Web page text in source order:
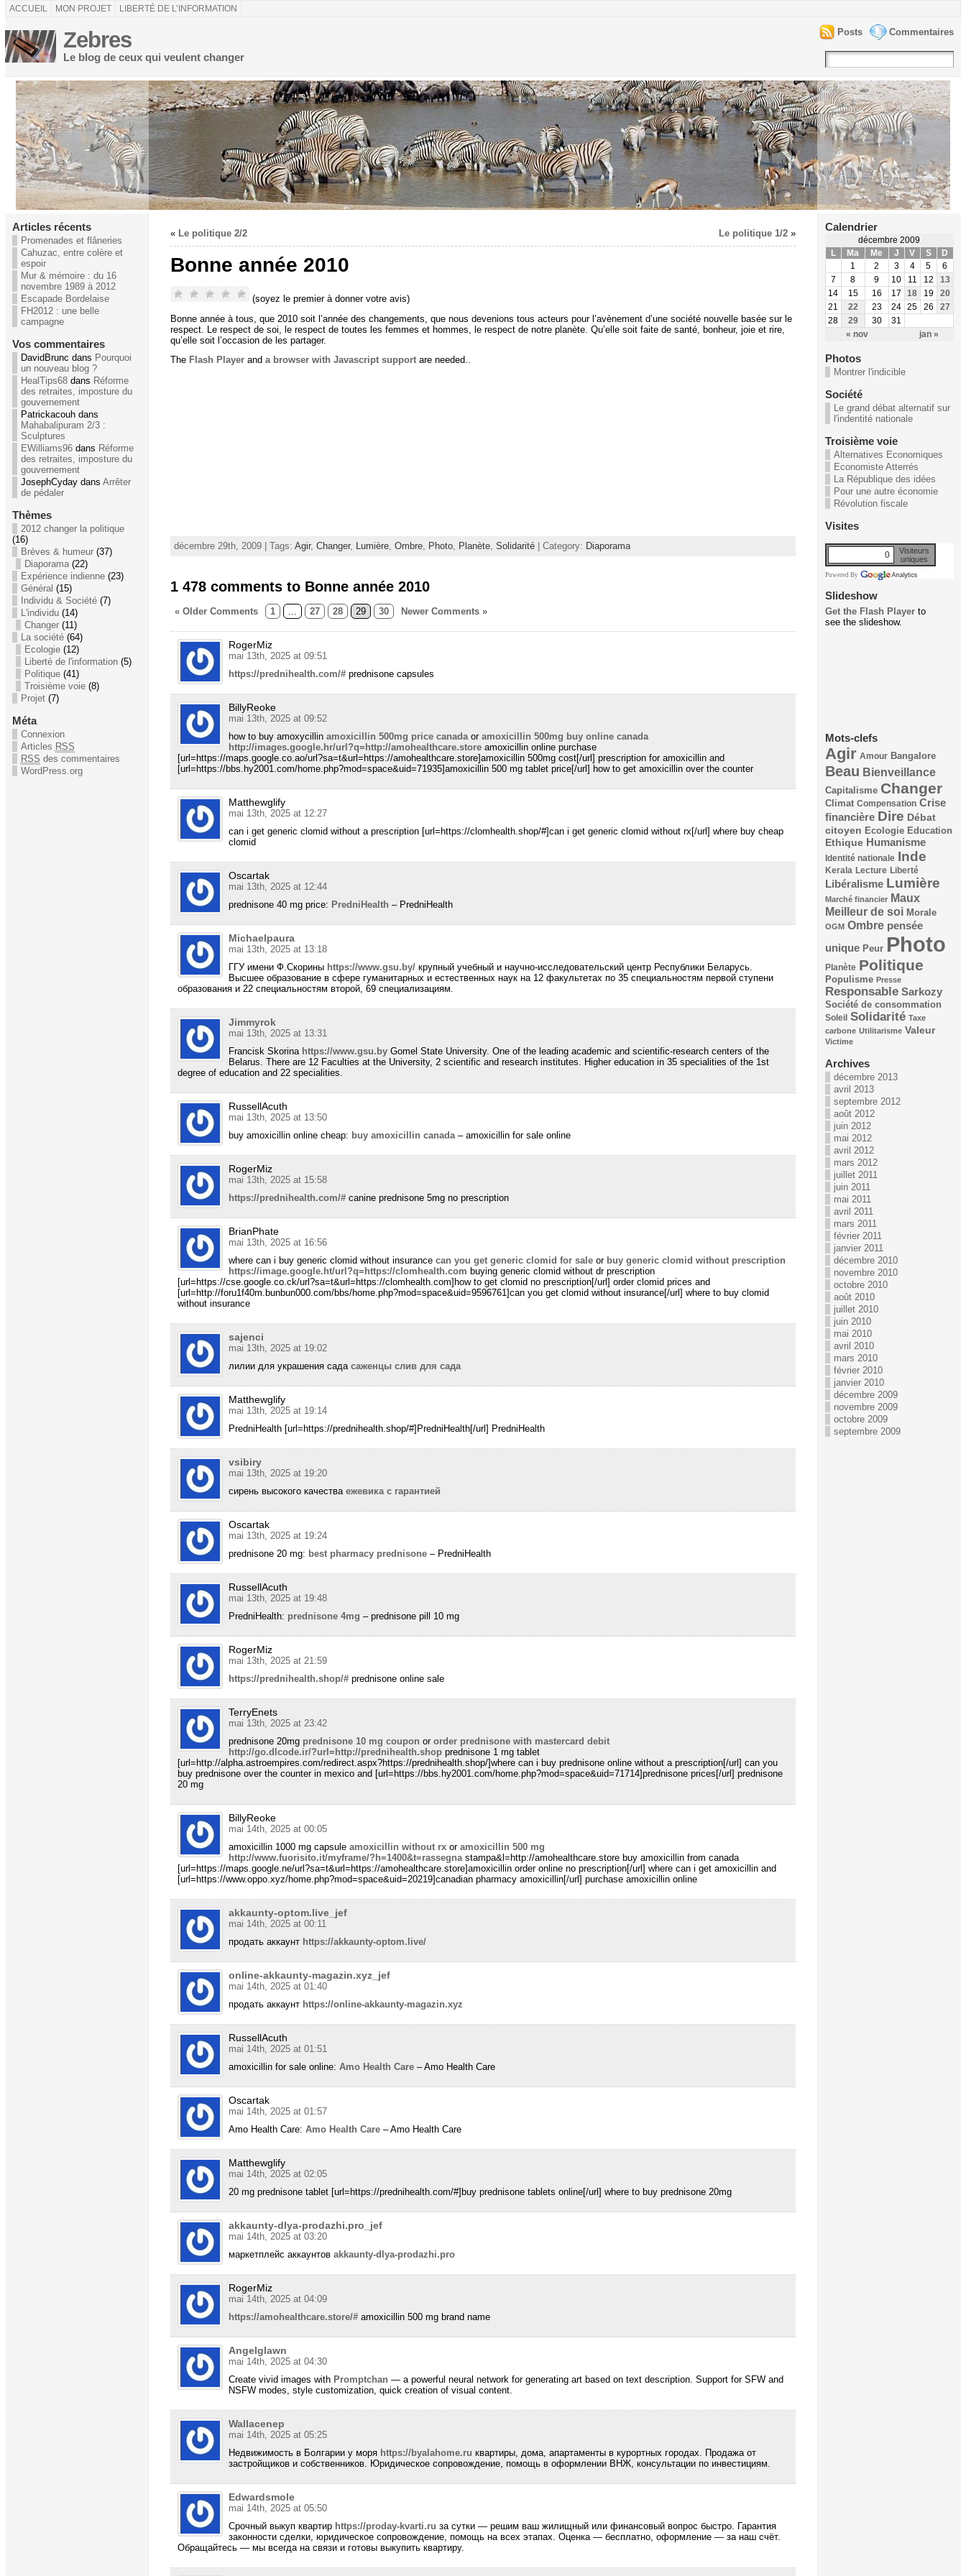
ACCUEIL MON PROJET LIBERTÉ DE L’INFORMATION
Zebres
Le blog de ceux qui veulent changer
Commentaires
Posts
Articles récents
Promenades et flâneries
Cahuzac, entre colère et
espoir
Mur & mémoire : du 16
novembre 1989 à 2012
Escapade Bordelaise
FH2012 : une belle
campagne
Vos commentaires
DavidBrunc dans Pourquoi
un nouveau blog ?
HealTips68dans Réforme
des retraites, imposture du
gouvernement
Patrickacouh dans
Mahabalipuram 2/3 :
Sculptures
EWilliams96dans Réforme
des retraites, imposture du
gouvernement
JosephCyday dans Arrêter
de pédaler
Thèmes
2012 changer la politique
(16)
Brèves & humeur(37)
Diaporama(22)
Expérience indienne(23)
Général (15)
Individu & Société(7)
L'individu(14)
Changer(11)
La société(64)
Ecologie(12)
Liberté de l'information(5)
Politique(41)
Troisième voie(8)
Projet(7)
Méta
Connexion
Articles RSS
RSS des commentaires
WordPress.org
« Le politique 2/2 Le politique 1/2»
Bonne année 2010
(soyez le premier à donner votre avis)
Bonne année à tous, que 2010 soit l’année des changements, que nous devenions tous acteurs pour l’avènement d’une société nouvelle basée sur le
respect. Le respect de soi, le respect de toutes les femmes et hommes, le respect de notre planète. Qu’elle soit faite de santé, bonheur, joie et rire,
qu’elle soit l’occasion de les partager.
The Flash Playerand a browser with Javascript supportare needed..
décembre 29th, 2009 | Tags: Agir, Changer, Lumière, Ombre, Photo, Planète, Solidarité| Category: Diaporama
1 478 comments to Bonne année 2010
« Older Comments 1 ... 27 28 29 30 Newer Comments »
RogerMiz
mai 13th, 2025 at 09:51
https://prednihealth.com/#prednisone capsules
BillyReoke
mai 13th, 2025 at 09:52
how to buy amoxycillin amoxicillin 500mg price canadaor amoxicillin 500mg buy online canada
http://images.google.hr/url?q=http://amohealthcare.storeamoxicillin online purchase
[url=https://maps.google.co.ao/url?sa=t&url=https://amohealthcare.store]amoxicillin 500mg cost[/url] prescription for amoxicillin and
[url=https://bbs.hy2001.com/home.php?mod=space&uid=71935]amoxicillin 500 mg tablet price[/url] how to get amoxicillin over the counter
Matthewglify
mai 13th, 2025 at 12:27
can i get generic clomid without a prescription [url=https://clomhealth.shop/#]can i get generic clomid without rx[/url] where buy cheap
clomid
Oscartak
mai 13th, 2025 at 12:44
prednisone 40 mg price: PredniHealth – PredniHealth
Michaelpaura
mai 13th, 2025 at 13:18
ГГУ имени Ф.Скорины https://www.gsu.by/крупный учебный и научно-исследовательский центр Республики Беларусь.
Высшее образование в сфере гуманитарных и естественных наук на 12 факультетах по 35 специальностям первой ступени
образования и 22 специальностям второй, 69 специализациям.
Jimmyrok
mai 13th, 2025 at 13:31
Francisk Skorina https://www.gsu.byGomel State University. One of the leading academic and scientific-research centers of the
Belarus. There are 12 Faculties at the University, 2 scientific and research institutes. Higher education in 35 specialities of the 1st
degree of education and 22 specialities.
RussellAcuth
mai 13th, 2025 at 13:50
buy amoxicillin online cheap: buy amoxicillin canada– amoxicillin for sale online
RogerMiz
mai 13th, 2025 at 15:58
https://prednihealth.com/#canine prednisone 5mg no prescription
BrianPhate
mai 13th, 2025 at 16:56
where can i buy generic clomid without insurance can you get generic clomid for saleor buy generic clomid without prescription
https://image.google.ht/url?q=https://clomhealth.com buying generic clomid without dr prescription
[url=https://cse.google.co.ck/url?sa=t&url=https://clomhealth.com]how to get clomid no prescription[/url] order clomid prices and
[url=http://foru1f40m.bunbun000.com/bbs/home.php?mod=space&uid=9596761]can you get clomid without insurance[/url] where to buy clomid
without insurance
sajenci
mai 13th, 2025 at 19:02
лилии для украшения сада саженцы слив для сада
Matthewglify
mai 13th, 2025 at 19:14
PredniHealth [url=https://prednihealth.shop/#]PredniHealth[/url] PredniHealth
vsibiry
mai 13th, 2025 at 19:20
сирень высокого качества ежевика с гарантией
Oscartak
mai 13th, 2025 at 19:24
prednisone 20 mg: best pharmacy prednisone– PredniHealth
RussellAcuth
mai 13th, 2025 at 19:48
PredniHealth: prednisone 4mg – prednisone pill 10 mg
RogerMiz
mai 13th, 2025 at 21:59
https://prednihealth.shop/#prednisone online sale
TerryEnets
mai 13th, 2025 at 23:42
prednisone 20mg prednisone 10 mg coupon or order prednisone with mastercard debit
http://go.dlcode.ir/?url=http://prednihealth.shopprednisone 1 mg tablet
[url=http://alpha.astroempires.com/redirect.aspx?https://prednihealth.shop/]where can i buy prednisone online without a prescription[/url] can you
buy prednisone over the counter in mexico and [url=https://bbs.hy2001.com/home.php?mod=space&uid=71714]prednisone prices[/url] prednisone
20 mg
BillyReoke
mai 14th, 2025 at 00:05
amoxicillin 1000 mg capsule amoxicillin without rxor amoxicillin 500 mg
http://www.fuorisito.it/myframe/?h=1400&t=rassegnastampa&l=http://amohealthcare.store buy amoxicillin from canada
[url=https://maps.google.ne/url?sa=t&url=https://amohealthcare.store]amoxicillin order online no prescription[/url] where can i get amoxicillin and
[url=https://www.oppo.xyz/home.php?mod=space&uid=20219]canadian pharmacy amoxicillin[/url] purchase amoxicillin online
akkaunty-optom.live_jef
mai 14th, 2025 at 00:11
продать аккаунт https://akkaunty-optom.live/
online-akkaunty-magazin.xyz_jef
mai 14th, 2025 at 01:40
продать аккаунт https://online-akkaunty-magazin.xyz
RussellAcuth
mai 14th, 2025 at 01:51
amoxicillin for sale online: Amo Health Care– Amo Health Care
Oscartak
mai 14th, 2025 at 01:57
Amo Health Care: Amo Health Care– Amo Health Care
Matthewglify
mai 14th, 2025 at 02:05
20 mg prednisone tablet [url=https://prednihealth.com/#]buy prednisone tablets online[/url] where to buy prednisone 20mg
akkaunty-dlya-prodazhi.pro_jef
mai 14th, 2025 at 03:20
маркетплейс аккаунтов akkaunty-dlya-prodazhi.pro
RogerMiz
mai 14th, 2025 at 04:09
https://amohealthcare.store/#amoxicillin 500 mg brand name
Angelglawn
mai 14th, 2025 at 04:30
Create vivid images with Promptchan — a powerful neural network for generating art based on text description. Support for SFW and
NSFW modes, style customization, quick creation of visual content.
Wallacenep
mai 14th, 2025 at 05:25
Недвижимость в Болгарии у моря https://byalahome.ru квартиры, дома, апартаменты в курортных городах. Продажа от
застройщиков и собственников. Юридическое сопровождение, помощь в оформлении ВНЖ, консультации по инвестициям.
Edwardsmole
mai 14th, 2025 at 05:50
Срочный выкуп квартир https://proday-kvarti.ru за сутки — решим ваш жилищный или финансовый вопрос быстро. Гарантия
законности сделки, юридическое сопровождение, помощь на всех этапах. Оценка — бесплатно, оформление — за наш счёт.
Обращайтесь — мы всегда на связи и готовы выкупить квартиру.
Calendrier
décembre 2009
L
Ma Me J V S D
« nov jan »
1 2 3 4 5
6
7
8 9 10 11 12
13
14
15 16 17 18 19
20
21
22 23 24 25 26
27
28
29 30 31
Photos
Montrer l'indicible
Société
Le grand débat alternatif sur
l'indentité nationale
Troisième voie
Alternatives Economiques
Economiste Atterrés
La République des idées
Pour une autre économie
Révolution fiscale
Visites
0
Visiteurs
uniques
Powered By
Slideshow
Get the Flash Playerto
see the slideshow.
Mots-clefs
Agir Amour Bangalore
Beau Bienveillance
Capitalisme Changer
Climat Compensation Crise
financière Dire Débat
citoyen Ecologie Education
Ethique Humanisme
Identité nationale Inde
Kerala Lecture Liberté
Libéralisme Lumière
Marché financier Maux
Meilleur de soi Morale
OGM Ombre pensée
unique Peur Photo
Planète Politique
Populisme Presse
Responsable Sarkozy
Société de consommation
Soleil Solidarité Taxe
carbone Utilitarisme Valeur
Victime
Archives
décembre 2013
avril 2013
septembre 2012
août 2012
juin 2012
mai 2012
avril 2012
mars 2012
juillet 2011
juin 2011
mai 2011
avril 2011
mars 2011
février 2011
janvier 2011
décembre 2010
novembre 2010
octobre 2010
août 2010
juillet 2010
juin 2010
mai 2010
avril 2010
mars 2010
février 2010
janvier 2010
décembre 2009
novembre 2009
octobre 2009
septembre 2009